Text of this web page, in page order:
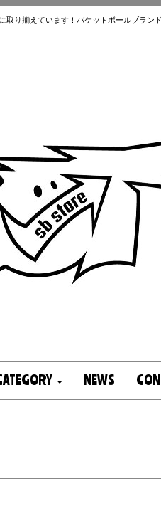
ています！バケットボールブランド
NEWS